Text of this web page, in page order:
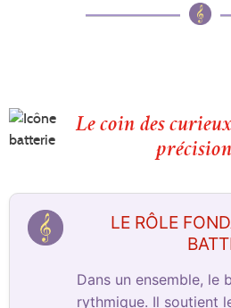
Le coin des
LE RÔLE
Dans un ensemble, le
rythmique. Il soutient